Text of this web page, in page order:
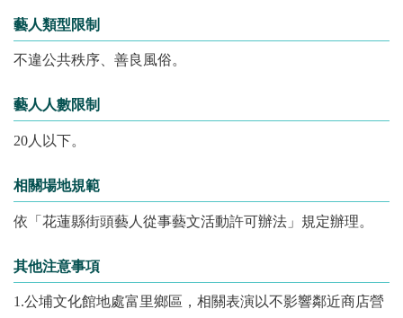
藝人類型限制
不違公共秩序、善良風俗。
藝人人數限制
20人以下。
相關場地規範
依「花蓮縣街頭藝人從事藝文活動許可辦法」規定辦理。
其他注意事項
1.公埔文化館地處富里鄉區，相關表演以不影響鄰近商店營